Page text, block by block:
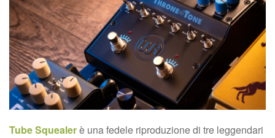
Tube Squealerè una fedele riproduzione di tre leggendari